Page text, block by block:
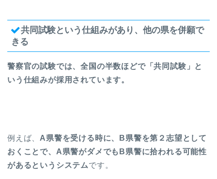
共同試験という仕組みがあり、他の県を併願で
きる
警察官の試験では、全国の半数ほどで「共同試験」と
いう仕組みが採用されています。
例えば、 A県警を受ける時に、B県警を第２志望として
おくことで、A県警がダメでもB県警に拾われる可能性
があるというシステムです。